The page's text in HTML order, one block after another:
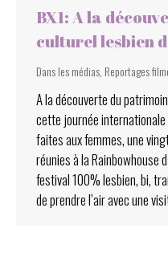
BX1: A la
culturel lesbien
Dans les médias Reportages
A la découverte du
cette journée
faites aux femmes, une
réunies à la Rainbowhouse
festival 100% lesbien, bi,
de prendre l’air avec une